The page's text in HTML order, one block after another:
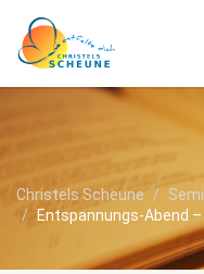
Christels Scheune
Entspannungs-Abend